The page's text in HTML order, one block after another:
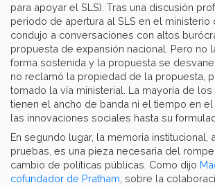
para apoyar el SLS). Tras una discusión
periodo de apertura al SLS en el ministerio
condujo a conversaciones con altos
propuesta de expansión nacional. Pero no
forma sostenida y la propuesta se
no reclamó la propiedad de la propuesta,
tomado la vía ministerial. La mayoría de los
tienen el ancho de banda ni el tiempo en
las innovaciones sociales hasta su
En segundo lugar, la memoria institucional,
pruebas, es una pieza necesaria del
cambio de políticas públicas. Como dijo
cofundador de Pratham , sobre la